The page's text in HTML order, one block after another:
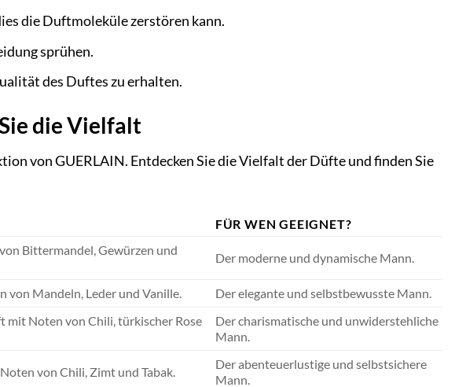
die Duftmoleküle zerstören kann.
sprühen.
des Duftes zu erhalten.
die Vielfalt
von GUERLAIN. Entdecken Sie die Vielfalt der Düfte und finden Sie
FÜR WEN GEEIGNET?
Bittermandel, Gewürzen und
Der moderne und dynamische Mann.
von Mandeln, Leder und Vanille.
Der elegante und selbstbewusste Mann.
mit Noten von Chili, türkischer Rose
Der charismatische und unwiderstehliche
Mann.
von Chili, Zimt und Tabak.
Der abenteuerlustige und selbstsichere
Mann.